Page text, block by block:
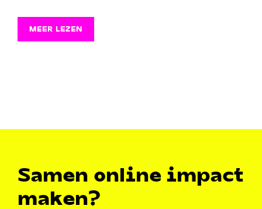
MEER LEZEN
Samen online impact
maken?